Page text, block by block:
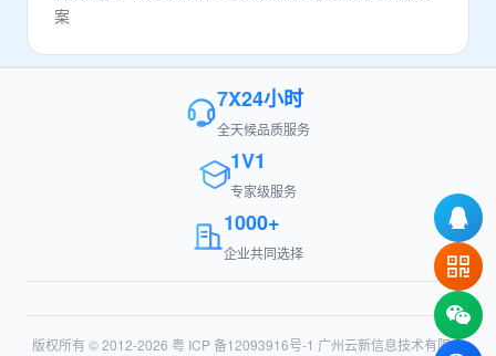
案
7X24小时
全天候品质服务
1V1
专家级服务
1000+
企业共同选择
版权所有 © 2012-2026 粤 ICP 备12093916号-1 广州云新信息技术有限公